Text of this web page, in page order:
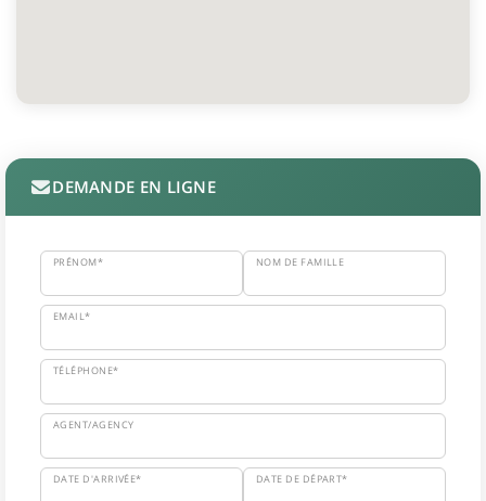
DEMANDE EN LIGNE
PRÉNOM* NOM DE FAMILLE
EMAIL*
TÉLÉPHONE*
AGENT/AGENCY
DATE D'ARRIVÉE* DATE DE DÉPART*